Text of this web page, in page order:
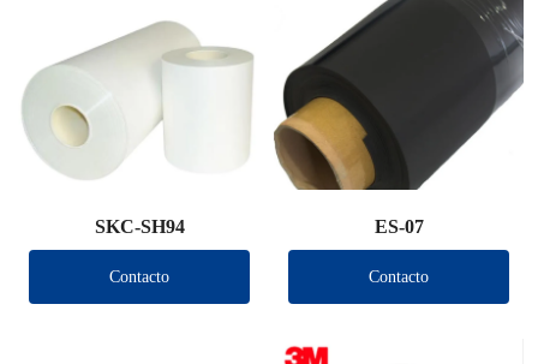
SKC-SH94
Contacto
ES-07
Contacto